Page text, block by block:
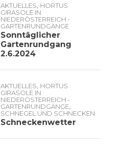
AKTUELLES, HORTUS
GIRASOLE IN
NIEDERÖSTERREICH -
GARTENRUNDGÄNGE
Sonntäglicher
Gartenrundgang
2.6.2024
AKTUELLES, HORTUS
GIRASOLE IN
NIEDERÖSTERREICH -
GARTENRUNDGÄNGE,
SCHNEGEL UND SCHNECKEN
Schneckenwetter